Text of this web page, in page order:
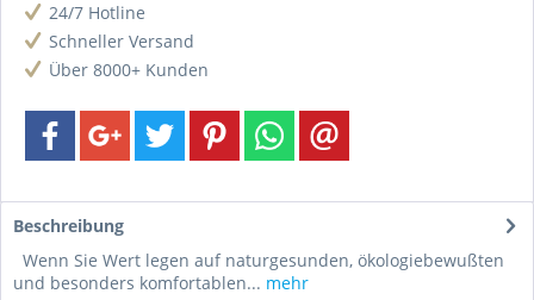
24/7 Hotline
Schneller Versand
Über 8000+ Kunden
Beschreibung
Wenn Sie Wert legen auf naturgesunden, ökologiebewußten
und besonders komfortablen... mehr